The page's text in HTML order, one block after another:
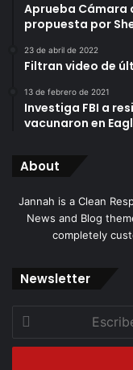
Aprueba Cámara
propuesta por
23 de abril de 2022
Filtran video de
13 de febrero de 2021
Investiga FBI a
vacunaron en
About
Jannah is a Clean
News and Blog
completely
Newsletter
correo